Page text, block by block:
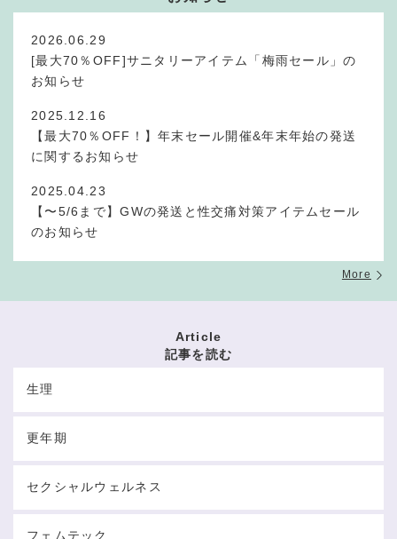
2026.06.29
[最大70％OFF]サニタリーアイテム「梅雨セール」の
お知らせ
2025.12.16
【最大70％OFF！】年末セール開催&年末年始の発送
に関するお知らせ
2025.04.23
【〜5/6まで】GWの発送と性交痛対策アイテムセール
のお知らせ
More
Article
記事を読む
生理
更年期
セクシャルウェルネス
フェムテック